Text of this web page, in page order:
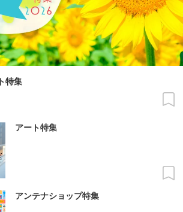
特集
アート特集
アンテナショップ特集